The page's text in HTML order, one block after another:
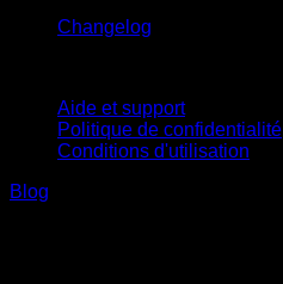
Changelog
Aide et support
Politique de confidentialité
Conditions d'utilisation
Blog